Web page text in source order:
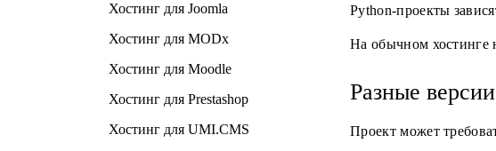
Хостинг для Joomla
Хостинг для MODx
Хостинг для Moodle
Хостинг для Prestashop
Хостинг для UMI.CMS
Python-проекты
На обычном хостинге
Разные
Проект может